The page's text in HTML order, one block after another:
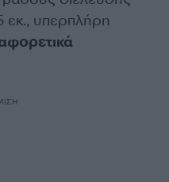
εκ., υπερπλήρη